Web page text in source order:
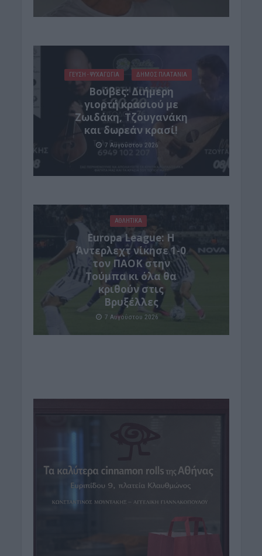
ΓΕΎΣΗ - ΨΥΧΑΓΩΓΊΑ ΔΉΜΟΣ ΠΛΑΤΑΝΙΆ
Βούβες: Διήμερη
γιορτή κρασιού με
Ζωιδάκη, Τζουγανάκη
και δωρεάν κρασί!
7 Αυγούστου 2026
ΑΘΛΗΤΙΚΑ
Europa League: Η
Άντερλεχτ νίκησε 1-0
τον ΠΑΟΚ στην
Τούμπα κι όλα θα
κριθούν στις
Βρυξέλλες
7 Αυγούστου 2026